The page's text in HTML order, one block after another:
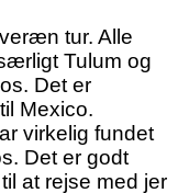
tur. Alle
Tulum og
Det er
Mexico.
virkelig fundet
Det er godt
at rejse med jer